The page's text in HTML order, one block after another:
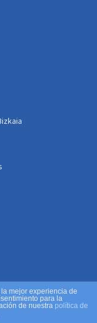
mejor experiencia de
para la
de nuestra política de